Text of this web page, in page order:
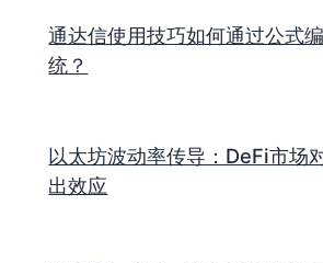
通达信使用技巧如何通过公式
统？
以太坊波动率传导：DeFi市场
出效应